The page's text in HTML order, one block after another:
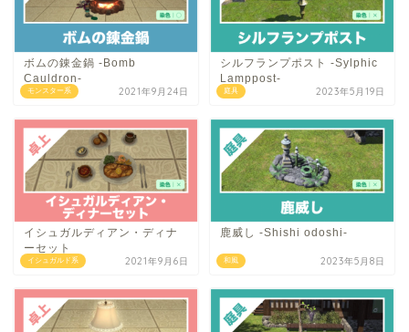
モンスター系
ボムの錬金鍋 -Bomb
Cauldron-
2021年9月24日 庭具
シルフランプポスト -Sylphic
Lamppost-
2023年5月19日
イシュガルド系
イシュガルディアン・ディナ
ーセット
2021年9月6日 和風
鹿威し -Shishi odoshi-
2023年5月8日